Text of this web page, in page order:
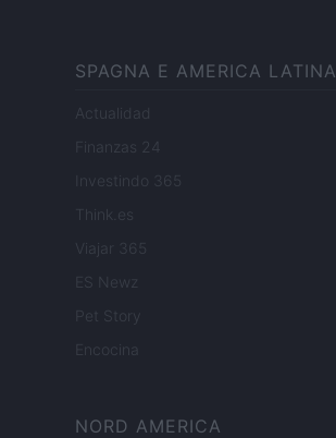
SPAGNA E AMERICA LATINA
Actualidad
Finanzas 24
Investindo 365
Think.es
Viajar 365
ES Newz
Pet Story
Encocina
NORD AMERICA